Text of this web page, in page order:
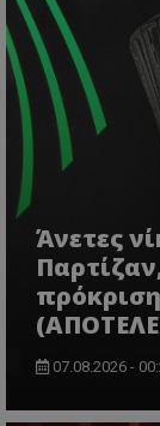
Άνετες
07.08.2026 -